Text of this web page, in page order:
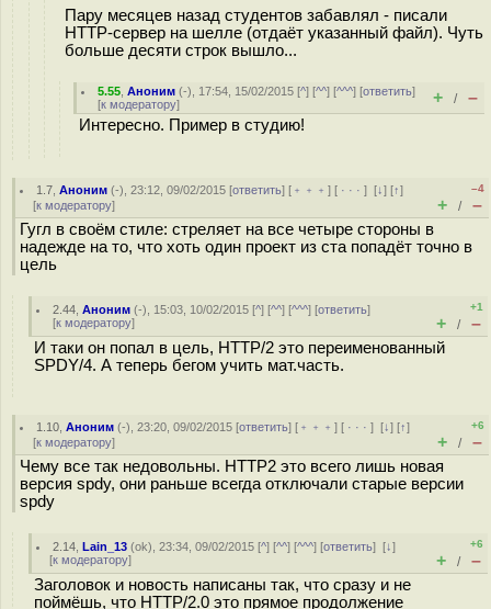
Пару месяцев назад студентов забавлял - писали
HTTP-сервер на шелле (отдаёт указанный файл). Чуть
больше десяти строк вышло...
5.55 ,Аноним (-), 17:54, 15/02/2015 [^] [^^] [^^^] [ответить]
[к модератору] + / –
Интересно. Пример в студию!
1.7 ,Аноним (-), 23:12, 09/02/2015 [ответить] [ ﹢﹢﹢] [ · · ·][↓] [↑]
[к модератору]
–4
+ / –
Гугл в своём стиле: стреляет на все четыре стороны в
надежде на то, что хоть один проект из ста попадёт точно в
цель
2.44 ,Аноним (-), 15:03, 10/02/2015 [^] [^^] [^^^] [ответить]
[к модератору]
+1
+ / –
И таки он попал в цель, HTTP/2 это переименованный
SPDY/4. А теперь бегом учить мат.часть.
1.10 ,Аноним (-), 23:20, 09/02/2015 [ответить] [ ﹢﹢﹢] [ · · ·][↓] [↑]
[к модератору]
+6
+ / –
Чему все так недовольны. HTTP2 это всего лишь новая
версия spdy, они раньше всегда отключали старые версии
spdy
2.14 ,Lain_13 (ok), 23:34, 09/02/2015 [^] [^^] [^^^] [ответить][↓]
[к модератору]
+6
+ / –
Заголовок и новость написаны так, что сразу и не
поймёшь, что HTTP/2.0 это прямое продолжение